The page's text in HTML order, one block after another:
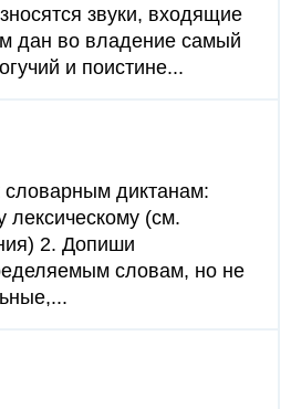
звуки, входящие
дан во владение самый
и поистине...
словарным диктанам:
(см.
2. Допиши
словам, но не